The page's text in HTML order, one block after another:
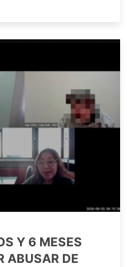
Y 6 MESES
ABUSAR DE